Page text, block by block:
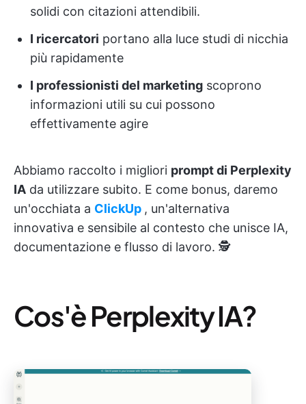
solidi con citazioni attendibili.
I ricercatori portano alla luce studi di nicchia
più rapidamente
I professionisti del marketing scoprono
informazioni utili su cui possono
effettivamente agire
Abbiamo raccolto i migliori prompt di Perplexity
IA da utilizzare subito. E come bonus, daremo
un'occhiata a ClickUp , un'alternativa
innovativa e sensibile al contesto che unisce IA,
documentazione e flusso di lavoro. 🕵
Cos'è Perplexity IA?